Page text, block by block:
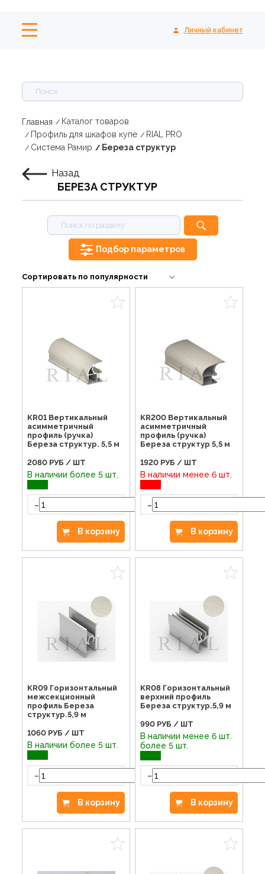
Личный кабинет
Главная
Каталог товаров
Профиль для шкафов купе
RIAL PRO
Система Рамир
Береза структур
Назад
БЕРЕЗА СТРУКТУР
Подбор параметров
KR01 Вертикальный
асимметричный
профиль (ручка)
Береза структур. 5,5 м
2080 РУБ / ШТ
В наличии более 5 шт.
-
В корзину
KR200 Вертикальный
асимметричный
профиль (ручка)
Береза структур 5,5 м
1920 РУБ / ШТ
В наличии менее 6 шт.
-
В корзину
KR09 Горизонтальный
межсекционный
профиль Береза
структур.5,9 м
1060 РУБ / ШТ
В наличии более 5 шт.
-
В корзину
KR08 Горизонтальный
верхний профиль
Береза структур.5,9 м
990 РУБ / ШТ
В наличии менее 6 шт.
более 5 шт.
-
В корзину